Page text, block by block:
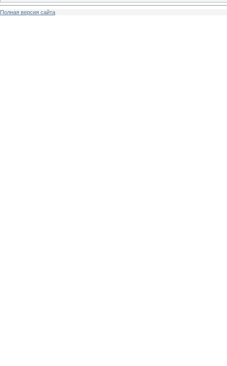
Полная версия сайта